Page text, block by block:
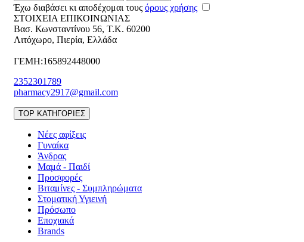
Έχω διαβάσει κι αποδέχομαι τους όρους χρήσης
ΣΤΟΙΧΕΙΑ ΕΠΙΚΟΙΝΩΝΙΑΣ
Βασ. Κωνσταντίνου 56, T.K. 60200
Λιτόχωρο, Πιερία, Ελλάδα
ΓΕΜΗ:165892448000
2352301789
pharmacy2917@gmail.com
TOP ΚΑΤΗΓΟΡΙΕΣ
Νέες αφίξεις
Γυναίκα
Άνδρας
Μαμά - Παιδί
Προσφορές
Βιταμίνες - Συμπληρώματα
Στοματική Υγιεινή
Πρόσωπο
Εποχιακά
Brands